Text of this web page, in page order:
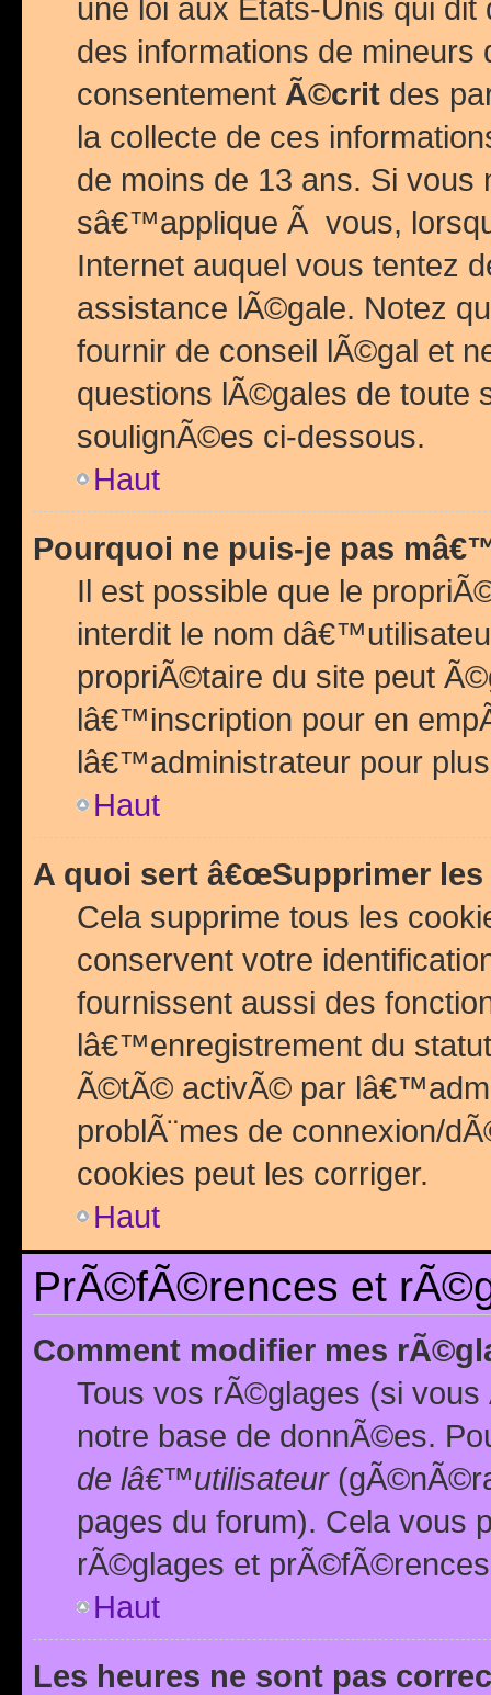
une loi aux Etats-Unis qui
des informations de mineurs
consentement Ã©crit des
la collecte de ces
de moins de 13 ans. Si
sâ€™applique Ã vous,
Internet auquel vous tentez
assistance lÃ©gale. Notez
fournir de conseil lÃ©gal et
questions lÃ©gales de
soulignÃ©es ci-dessous.
Haut
Pourquoi ne puis-je pas
Il est possible que le
interdit le nom
propriÃ©taire du site peut
lâ€™inscription pour en
lâ€™administrateur pour
Haut
A quoi sert â€œSupprimer les
Cela supprime tous les
conservent votre
fournissent aussi des
lâ€™enregistrement du
Ã©tÃ© activÃ© par
problÃ¨mes de connexion/
cookies peut les corriger.
Haut
PrÃ©fÃ©rences et
Comment modifier mes
Tous vos rÃ©glages (si
notre base de donnÃ©es.
de lâ€™utilisateur
pages du forum). Cela vous
rÃ©glages et
Haut
Les heures ne sont pas